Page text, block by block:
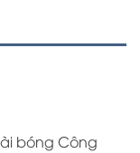
bóng Công